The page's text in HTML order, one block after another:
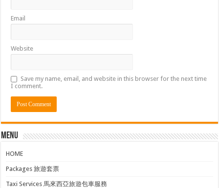
Email
Website
Save my name, email, and website in this browser for the next time
I comment.
Menu
HOME
Packages 旅遊套票
Taxi Services 馬來西亞旅遊包車服務